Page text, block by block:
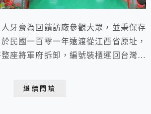
牙膏為回饋訪廠參觀大眾，並秉保存
民國一百零一年遠渡從江西省原址，
座將軍府拆卸，編號裝櫃運回台灣，
繼續閱讀